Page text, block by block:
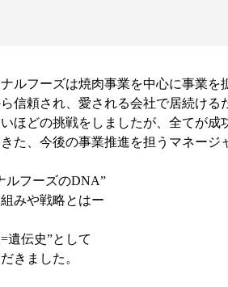
ルフーズは焼肉事業を中心に事業
信頼され、愛される会社で居続け
ほどの挑戦をしましたが、全てが
た、今後の事業推進を担うマネージ
ルフーズのDNA”
みや戦略とはー
遺伝史”として
きました。